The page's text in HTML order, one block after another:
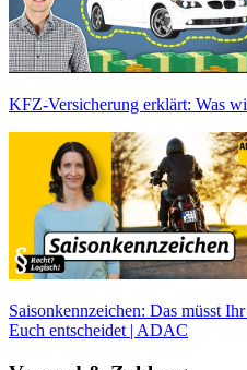
KFZ-Versicherung erklärt: Was
Saisonkennzeichen: Das müsst
Euch entscheidet | ADAC